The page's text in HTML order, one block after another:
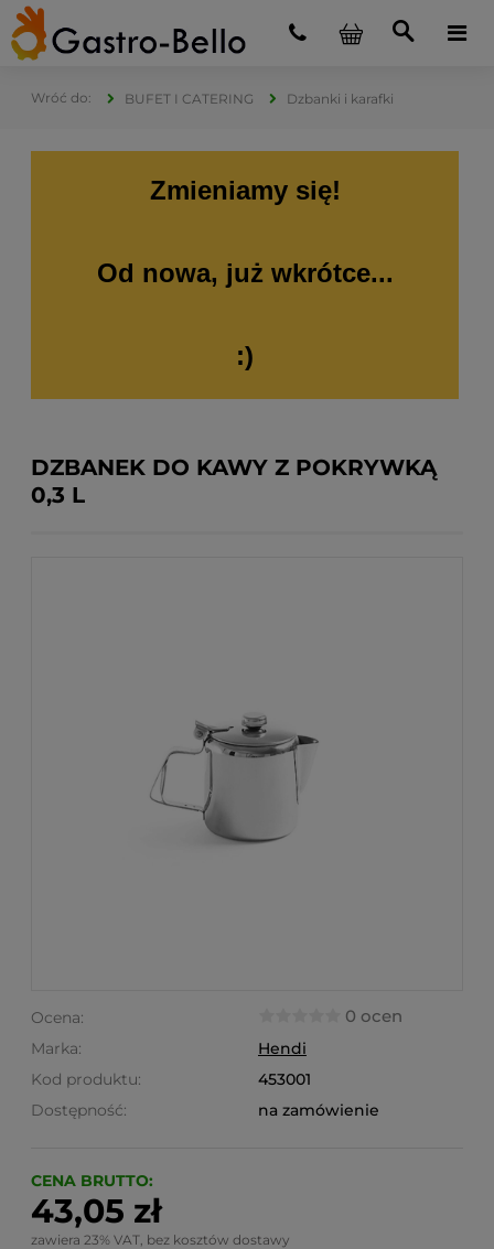
BUFET I CATERING Dzbanki i karafki
Zmieniamy się!
Od nowa, już wkrótce...
:)
DZBANEK DO KAWY Z POKRYWKĄ
0,3 L
Ocena: 0 ocen
Marka:
Hendi
Kod produktu:
453001
Dostępność:
na zamówienie
CENA BRUTTO:
43,05 zł
zawiera 23% VAT, bez kosztów dostawy